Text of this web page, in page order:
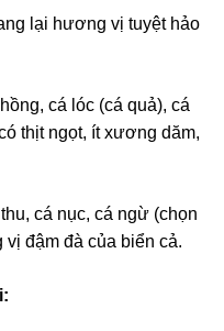
lại hương vị tuyệt hảo
cá lóc (cá quả), cá
thịt ngọt, ít xương dăm,
cá nục, cá ngừ (chọn
đậm đà của biển cả.